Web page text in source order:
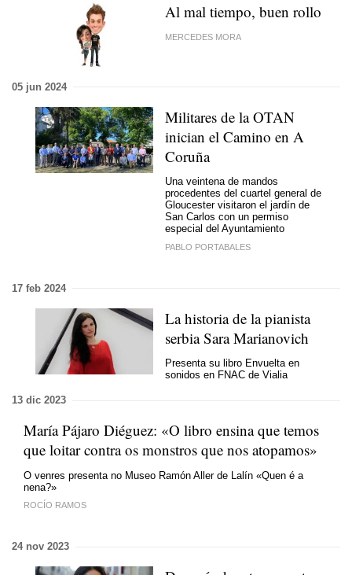
Al mal tiempo, buen rollo
MERCEDES MORA
05 jun 2024
Militares de la OTAN
inician el Camino en A
Coruña
Una veintena de mandos
procedentes del cuartel general de
Gloucester visitaron el jardín de
San Carlos con un permiso
especial del Ayuntamiento
PABLO PORTABALES
17 feb 2024
La historia de la pianista
serbia Sara Marianovich
Presenta su libro Envuelta en
sonidos en FNAC de Vialia
13 dic 2023
María Pájaro Diéguez: «O libro ensina que temos
que loitar contra os monstros que nos atopamos»
O venres presenta no Museo Ramón Aller de Lalín «Quen é a
nena?»
ROCÍO RAMOS
24 nov 2023